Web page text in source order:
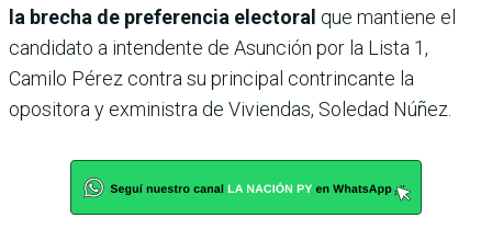
la brecha de preferencia electoral que mantiene el
candidato a intendente de Asunción por la Lista 1,
Camilo Pérez contra su principal contrincante la
opositora y exministra de Viviendas, Soledad Núñez.